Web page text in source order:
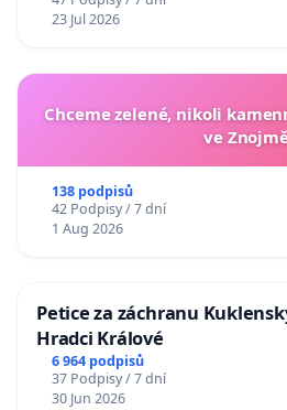
23 Jul 2026
Chceme zelené, nikoli
ve
138 podpisů
42 Podpisy / 7 dní
1 Aug 2026
Petice za záchranu
Hradci Králové
6 964 podpisů
37 Podpisy / 7 dní
30 Jun 2026